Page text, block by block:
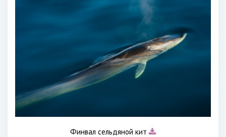
Финвал сельдяной кит